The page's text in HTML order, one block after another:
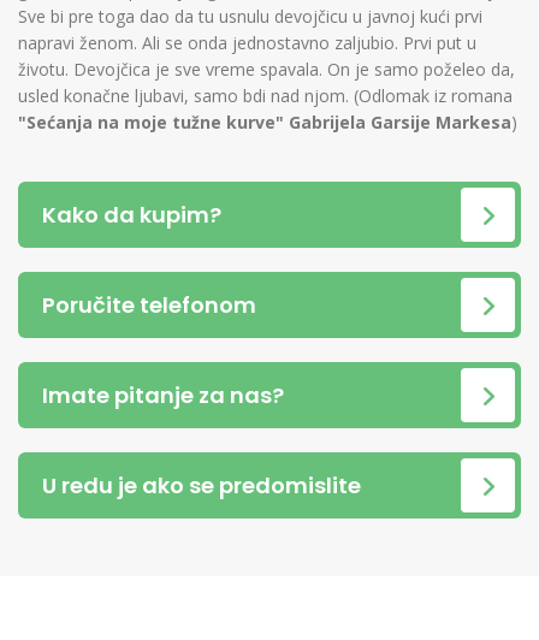
Sve bi pre toga dao da tu usnulu devojčicu u javnoj kući prvi
napravi ženom. Ali se onda jednostavno zaljubio. Prvi put u
životu. Devojčica je sve vreme spavala. On je samo poželeo da,
usled konačne ljubavi, samo bdi nad njom. (Odlomak iz romana
"Sećanja na moje tužne kurve" Gabrijela Garsije Markesa)
Kako da kupim?
Poručite telefonom
Imate pitanje za nas?
U redu je ako se predomislite